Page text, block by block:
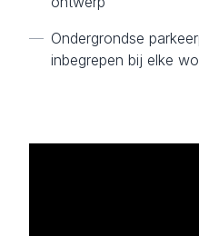
— Ondergrondse
inbegrepen bij elke